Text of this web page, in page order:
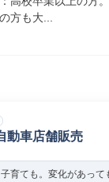
方も大...
動車店舗販売
育ても。変化があって